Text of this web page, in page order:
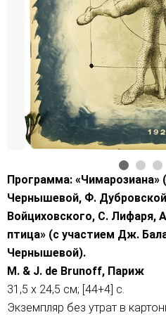
Программа: «Чимарозиана»
Чернышевой, Ф.
Войциховского, С. Лифаря,
птица» (с участием Дж.
Чернышевой).
M. & J. de Brunoff, Париж
31,5 x 24,5 см; [44+4] с.
Экземпляр без утрат в